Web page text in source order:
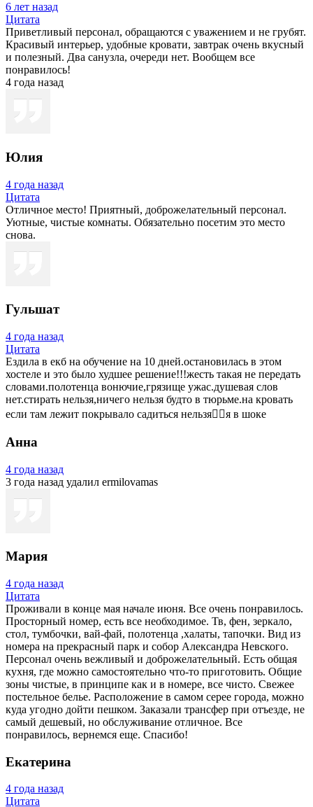
6 лет назад
Цитата
Приветливый персонал, обращаются с уважением и не грубят.
Красивый интерьер, удобные кровати, завтрак очень вкусный
и полезный. Два санузла, очереди нет. Вообщем все
понравилось!
4 года назад
Юлия
4 года назад
Цитата
Отличное место! Приятный, доброжелательный персонал.
Уютные, чистые комнаты. Обязательно посетим это место
снова.
Гульшат
4 года назад
Цитата
Ездила в екб на обучение на 10 дней.остановилась в этом
хостеле и это было худшее решение!!!жесть такая не передать
словами.полотенца вонючие,грязище ужас.душевая слов
нет.стирать нельзя,ничего нельзя будто в тюрьме.на кровать
если там лежит покрывало садиться нельзя🤦‍♀️я в шоке
Анна
4 года назад
3 года назад удалил ermilovamas
Мария
4 года назад
Цитата
Проживали в конце мая начале июня. Все очень понравилось.
Просторный номер, есть все необходимое. Тв, фен, зеркало,
стол, тумбочки, вай-фай, полотенца ,халаты, тапочки. Вид из
номера на прекрасный парк и собор Александра Невского.
Персонал очень вежливый и доброжелательный. Есть общая
кухня, где можно самостоятельно что-то приготовить. Общие
зоны чистые, в принципе как и в номере, все чисто. Свежее
постельное белье. Расположение в самом серее города, можно
куда угодно дойти пешком. Заказали трансфер при отъезде, не
самый дешевый, но обслуживание отличное. Все
понравилось, вернемся еще. Спасибо!
Екатерина
4 года назад
Цитата